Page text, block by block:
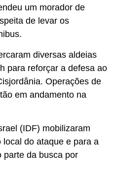
um morador de
de levar os
diversas aldeias
para reforçar a defesa ao
Operações de
em andamento na
(IDF) mobilizaram
do ataque e para a
parte da busca por